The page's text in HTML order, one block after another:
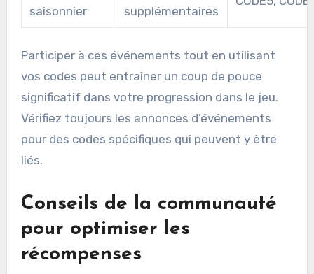
saisonnier supplémentaires
Participer à ces événements tout en utilisant
vos codes peut entraîner un coup de pouce
significatif dans votre progression dans le jeu.
Vérifiez toujours les annonces d’événements
pour des codes spécifiques qui peuvent y être
liés.
Conseils de la communauté
pour optimiser les
récompenses